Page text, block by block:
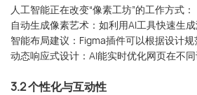
人工智能正在改变“像素工坊”的工作方式：
自动生成像素艺术：如利用AI工具快速生成
智能布局建议：Figma插件可以根据设计规
动态响应式设计：AI能实时优化网页在不同
3.2 个性化与互动性